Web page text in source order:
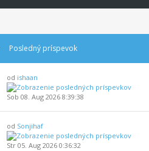
Posledný príspevok
od ishaan
Sob 08. Aug 2026 8:39:38
od Sonjihaf
Str 05. Aug 2026 0:36:32